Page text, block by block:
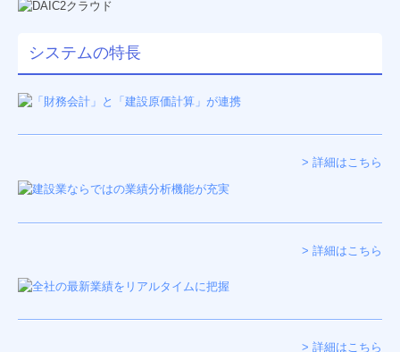
業務案内
税務会計
個人の方の相続
お客様紹介
システムの特長
> 詳細はこちら
> 詳細はこちら
> 詳細はこちら